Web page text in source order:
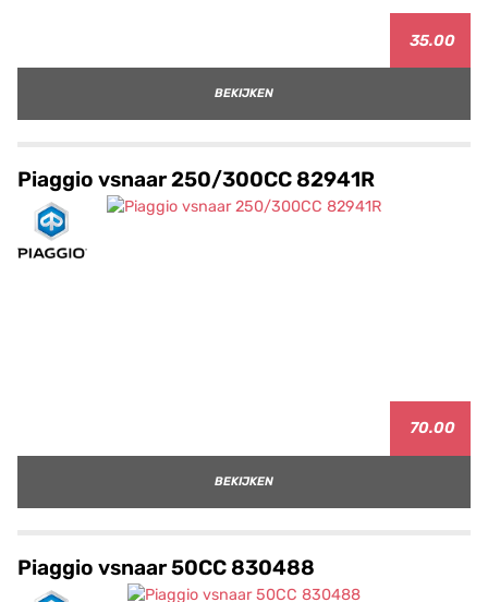
35.00
BEKIJKEN
Piaggio vsnaar 250/300CC 82941R
70.00
BEKIJKEN
Piaggio vsnaar 50CC 830488